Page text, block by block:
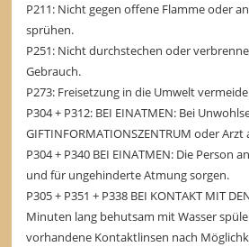
P211: Nicht gegen offene Flamme oder
sprühen.
P251: Nicht durchstechen oder
Gebrauch.
P273: Freisetzung in die Umwelt
P304 + P312: BEI EINATMEN: Bei
GIFTINFORMATIONSZENTRUM oder
P304 + P340 BEI EINATMEN: Die Person
und für ungehinderte Atmung sorgen.
P305 + P351 + P338 BEI KONTAKT MIT
Minuten lang behutsam mit Wasser
vorhandene Kontaktlinsen nach